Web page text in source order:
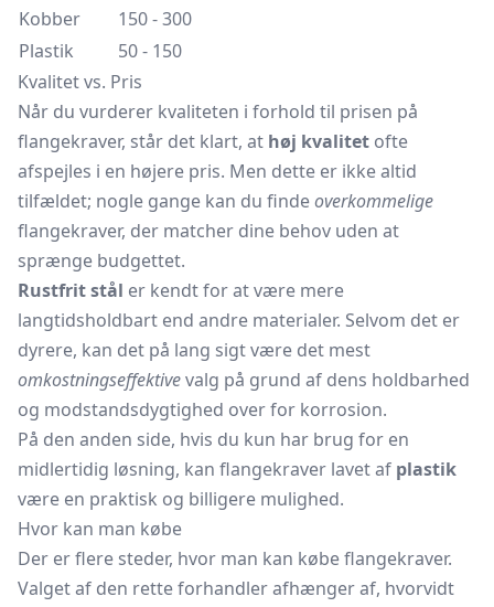
Kobber
150 - 300
Plastik
50 - 150
Kvalitet vs. Pris
Når du vurderer kvaliteten i forhold til prisen på
flangekraver, står det klart, at høj kvalitet ofte
afspejles i en højere pris. Men dette er ikke altid
tilfældet; nogle gange kan du findeoverkommelige
flangekraver, der matcher dine behov uden at
sprænge budgettet.
Rustfrit stål er kendt for at være mere
langtidsholdbart end andre materialer. Selvom det er
dyrere, kan det på lang sigt være det mest
omkostningseffektivevalg på grund af dens holdbarhed
og modstandsdygtighed over for korrosion.
På den anden side, hvis du kun har brug for en
midlertidig løsning, kan flangekraver lavet af plastik
være en praktisk og billigere mulighed.
Hvor kan man købe
Der er flere steder, hvor man kan købe flangekraver.
Valget af den rette forhandler afhænger af, hvorvidt